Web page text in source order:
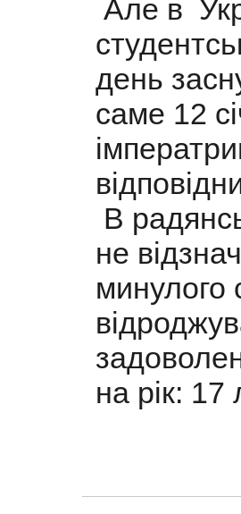
Але в
день
саме 12
В
не
минулого
на рік: 17